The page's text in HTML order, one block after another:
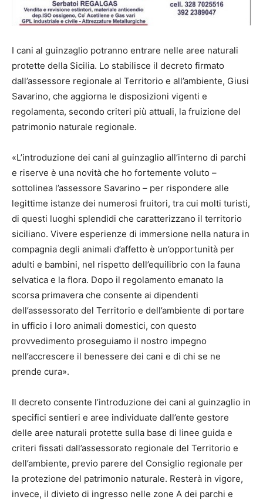
I cani al guinzaglio potranno entrare nelle aree naturali
protette della Sicilia. Lo stabilisce il decreto firmato
dall’assessore regionale al Territorio e all’ambiente, Giusi
Savarino, che aggiorna le disposizioni vigenti e
regolamenta, secondo criteri più attuali, la fruizione del
patrimonio naturale regionale.
«L’introduzione dei cani al guinzaglio all’interno di parchi
e riserve è una novità che ho fortemente voluto –
sottolinea l’assessore Savarino – per rispondere alle
legittime istanze dei numerosi fruitori, tra cui molti turisti,
di questi luoghi splendidi che caratterizzano il territorio
siciliano. Vivere esperienze di immersione nella natura in
compagnia degli animali d’affetto è un’opportunità per
adulti e bambini, nel rispetto dell’equilibrio con la fauna
selvatica e la flora. Dopo il regolamento emanato la
scorsa primavera che consente ai dipendenti
dell’assessorato del Territorio e dell’ambiente di portare
in ufficio i loro animali domestici, con questo
provvedimento proseguiamo il nostro impegno
nell’accrescere il benessere dei cani e di chi se ne
prende cura».
Il decreto consente l’introduzione dei cani al guinzaglio in
specifici sentieri e aree individuate dall’ente gestore
delle aree naturali protette sulla base di linee guida e
criteri fissati dall’assessorato regionale del Territorio e
dell’ambiente, previo parere del Consiglio regionale per
la protezione del patrimonio naturale. Resterà in vigore,
invece, il divieto di ingresso nelle zone A dei parchi e